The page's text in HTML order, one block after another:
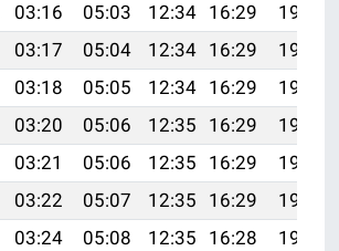
03:16 05:03 12:34 16:29
19:56
03:17 05:04 12:34 16:29
19:55
03:18 05:05 12:34 16:29
19:54
03:20 05:06 12:35 16:29
19:54
03:21 05:06 12:35 16:29
19:53
03:22 05:07 12:35 16:29
19:52
03:24 05:08 12:35 16:28
19:51